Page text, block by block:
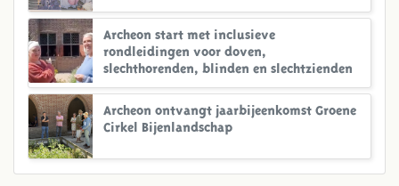
Archeon start met inclusieve
rondleidingen voor doven,
slechthorenden, blinden en slechtzienden
Archeon ontvangt jaarbijeenkomst Groene
Cirkel Bijenlandschap